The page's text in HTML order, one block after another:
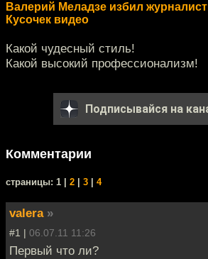
Валерий Меладзе избил
Кусочек видео
Какой чудесный стиль!
Какой высокий профессионализм!
Подписывайся на
Комментарии
cтраницы: 1 | 2 3 4
valera »
#1 | 06.07.11 11:26
Первый что ли?